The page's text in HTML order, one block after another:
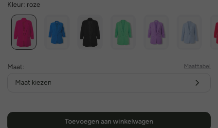
Kleur: roze
Maat: Maattabel
Maat kiezen
Toevoegen aan winkelwagen